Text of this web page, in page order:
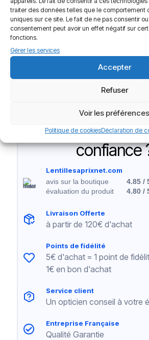
traiter des données telles que le comportement
uniques sur ce site. Le fait de ne pas consentir
consentement peut avoir un effet négatif sur
fonctions.
Gérer les services
Accepter
Refuser
Voir les préférences
Politique de cookiesDéclaration de
assumer la responsabilité. Cette transition
confort visuel optimal, mais aussi une liberté
gain de confiance en soi. Avec les bons
les lentilles peuvent être un choix judicieux
En fin de compte, il est important de
la santé visuelle pour discuter des options
lentilles choisies sont bien adaptées aux
Pourquoi
confiance
Lentillesaprixnet.com
avis sur la boutique
4.85 /
évaluation du produit
4.80 /
Livraison Offerte
à partir de 120€ d'achat
Points de fidélité
5€ d'achat = 1 point de
1€ en bon d'achat
Service client
Un opticien conseil à votre
Entreprise Française
Qualité Garantie
Paiements sécurisés
Service